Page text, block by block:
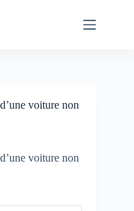
voiture non
voiture non